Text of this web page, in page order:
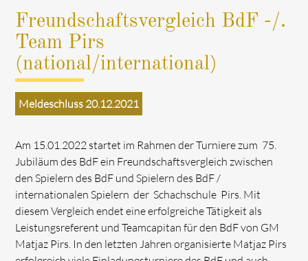
Freundschaftsvergleich BdF -/.
Team Pirs
(national/international)
Meldeschluss 20.12.2021
Am 15.01.2022 startet im Rahmen der Turniere zum 75.
Jubiläum des BdF ein Freundschaftsvergleich zwischen
den Spielern des BdF und Spielern des BdF /
internationalen Spielern der Schachschule Pirs. Mit
diesem Vergleich endet eine erfolgreiche Tätigkeit als
Leistungsreferent und Teamcapitan für den BdF von GM
Matjaz Pirs. In den letzten Jahren organisierte Matjaz Pirs